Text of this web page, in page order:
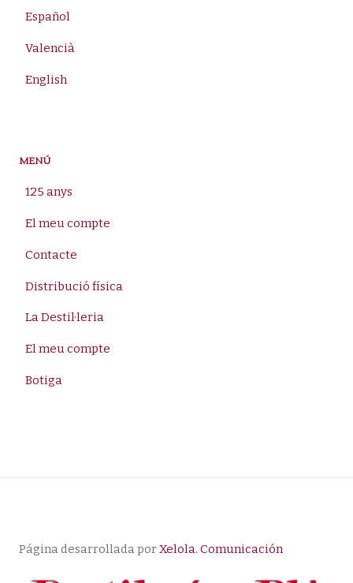
Español
Valencià
English
MENÚ
125 anys
El meu compte
Contacte
Distribució física
La Destil·leria
El meu compte
Botiga
Página desarrollada porXelola. Comunicación